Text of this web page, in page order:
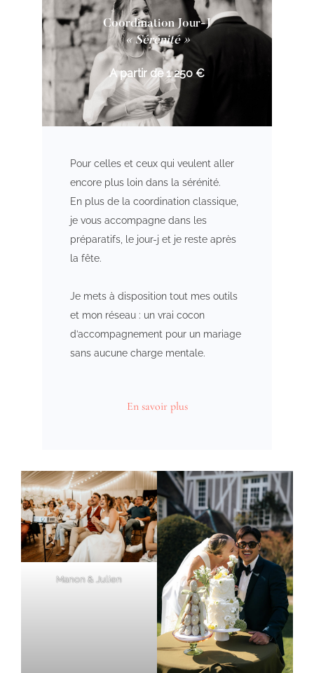
Coordination Jour-J
« Sérénité »
A partir de 1 250 €
Pour celles et ceux qui veulent aller
encore plus loin dans la sérénité.
En plus de la coordination classique,
je vous accompagne dans les
préparatifs, le jour-j et je reste après
la fête.
Je mets à disposition tout mes outils
et mon réseau : un vrai cocon
d’accompagnement pour un mariage
sans aucune charge mentale.
En savoir plus
Manon & Julien